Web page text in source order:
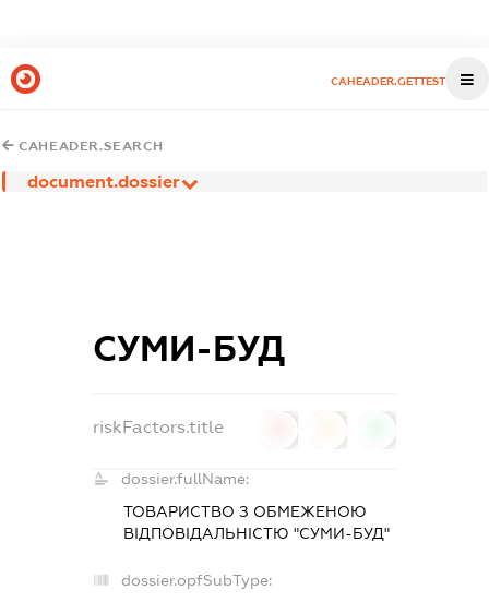
CAHEADER.GETTEST
CAHEADER.SEARCH
document.dossier
СУМИ-БУД
riskFactors.title
dossier.fullName:
ТОВАРИСТВО З ОБМЕЖЕНОЮ
ВІДПОВІДАЛЬНІСТЮ "СУМИ-БУД"
dossier.opfSubType: